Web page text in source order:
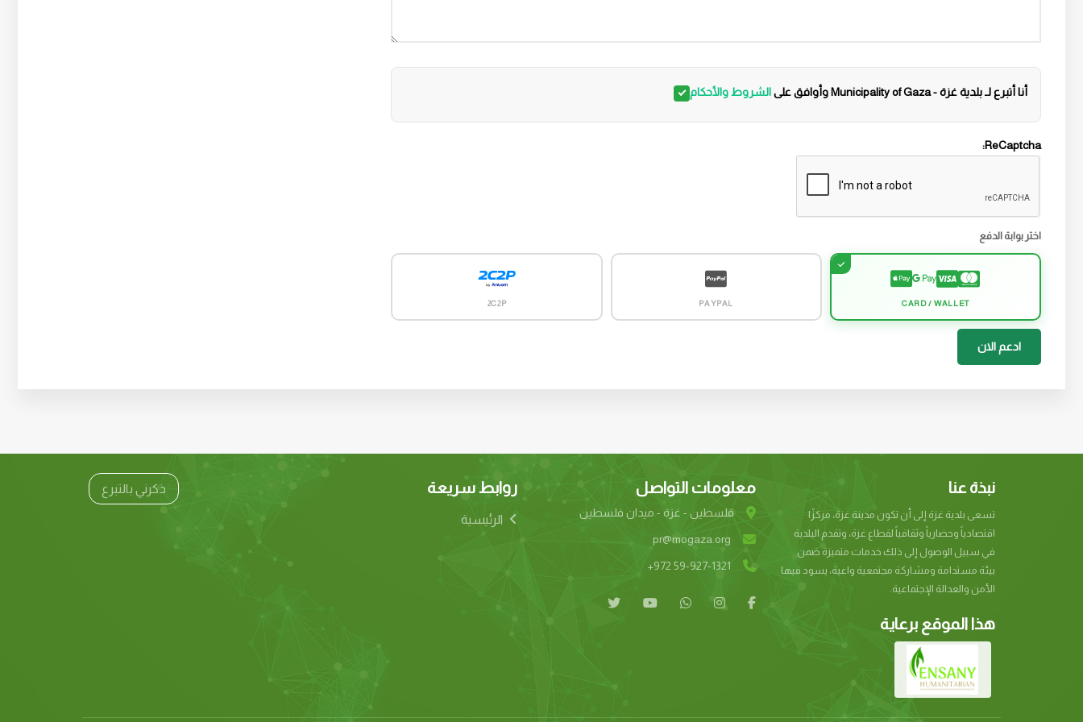
أنا أتبرع لـ بلدية غزة - Municipality of Gaza وأوافق على الشروط والأحكام
ReCaptcha:
اختر بوابة الدفع
CARD / WALLET
PAYPAL
2C2P
ادعم الان
نبذة عنا
تسعى بلدية غزة إلى أن تكون مدينة غزة، مركزًا
اقتصادياً وحضارياً وثقافياً لقطاع غزة، وتقدم البلدية
في سبيل الوصول إلى ذلك خدمات متميزة ضمن
بيئة مستدامة ومشاركة مجتمعية واعية، يسود فيها
الأمن والعدالة الإجتماعية.
هذا الموقع برعاية
معلومات التواصل
فلسطين - غزة - ميدان فلسطين
pr@mogaza.org
روابط سريعة
الرئيسية
ذكرني بالتبرع